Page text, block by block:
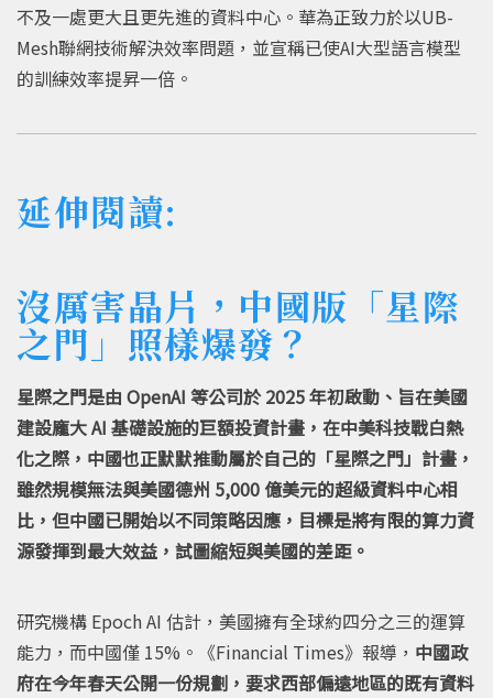
不及一處更大且更先進的資料中心。華為正致力於以UB-
Mesh聯網技術解決效率問題，並宣稱已使AI大型語言模型
的訓練效率提昇一倍。
延伸閱讀:
沒厲害晶片，中國版「星際
之門」照樣爆發？
星際之門是由 OpenAI 等公司於 2025 年初啟動、旨在美國
建設龐大 AI 基礎設施的巨額投資計畫，在中美科技戰白熱
化之際，中國也正默默推動屬於自己的「星際之門」計畫，
雖然規模無法與美國德州 5,000 億美元的超級資料中心相
比，但中國已開始以不同策略因應，目標是將有限的算力資
源發揮到最大效益，試圖縮短與美國的差距。
研究機構 Epoch AI 估計，美國擁有全球約四分之三的運算
能力，而中國僅 15%。《Financial Times》報導， 中國政
府在今年春天公開一份規劃，要求西部偏遠地區的既有資料